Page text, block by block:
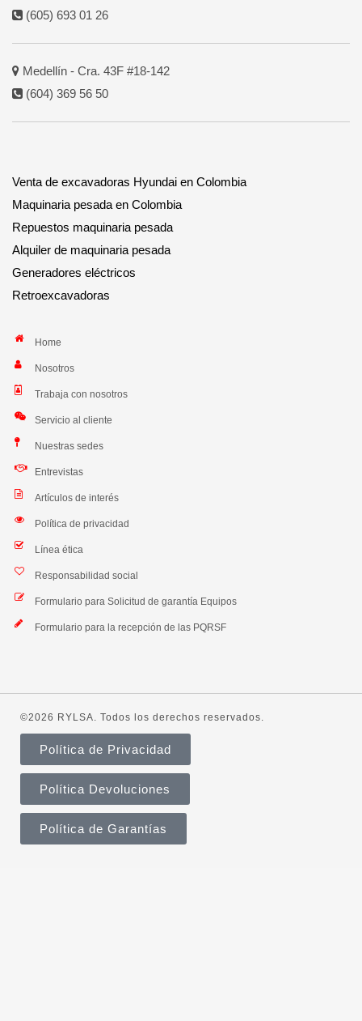
(605) 693 01 26
Medellín - Cra. 43F #18-142
(604) 369 56 50
Venta de excavadoras Hyundai en Colombia
Maquinaria pesada en Colombia
Repuestos maquinaria pesada
Alquiler de maquinaria pesada
Generadores eléctricos
Retroexcavadoras
Home
Nosotros
Trabaja con nosotros
Servicio al cliente
Nuestras sedes
Entrevistas
Artículos de interés
Política de privacidad
Línea ética
Responsabilidad social
Formulario para Solicitud de garantía Equipos
Formulario para la recepción de las PQRSF
©2026 RYLSA. Todos los derechos reservados.
Política de Privacidad
Política Devoluciones
Política de Garantías